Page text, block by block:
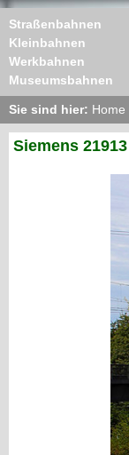
Straßenbahnen
Kleinbahnen
Werkbahnen
Museumsbahnen
Sie sind hier: Home
Siemens